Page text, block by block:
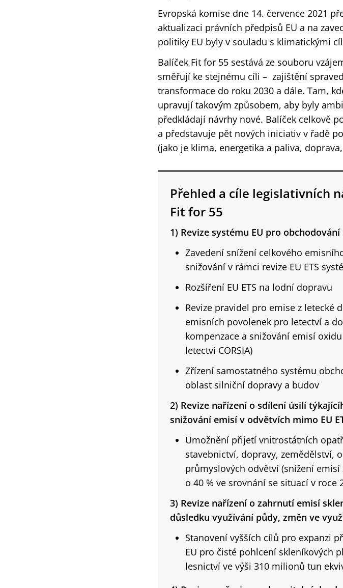
Evropská komise dne 14. července 2021
aktualizaci právních předpisů EU a na
politiky EU byly v souladu s klimatickými
Balíček Fit for 55 sestává ze souboru
směřují ke stejnému cíli – zajištění
transformace do roku 2030 a dále. Tam,
upravují takovým způsobem, aby byly
předkládají návrhy nové. Balíček celkově
a představuje pět nových iniciativ v řadě
(jako je klima, energetika a paliva,
Přehled a cíle legislativních
Fit for 55
1) Revize systému EU pro obchodování
Zavedení snížení celkového
snižování v rámci revize EU ETS
Rozšíření EU ETS na lodní dopravu
Revize pravidel pro emise z letecké
emisních povolenek pro letectví a
kompenzace a snižování emisí
letectví CORSIA)
Zřízení samostatného systému
oblast silniční dopravy a budov
2) Revize nařízení o sdílení úsilí
snižování emisí v odvětvích mimo EU
Umožnění přijetí vnitrostátních
stavebnictví, dopravy, zemědělství,
průmyslových odvětví (snížení
o 40 % ve srovnání se situací v roce
3) Revize nařízení o zahrnutí emisí
důsledku využívání půdy, změn ve
Stanovení vyšších cílů pro expanzi
EU pro čisté pohlcení skleníkových
lesnictví ve výši 310 milionů tun